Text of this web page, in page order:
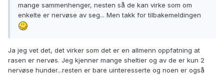
mange sammenhenger, nesten så de kan virke som om
enkelte er nervøse av seg... Men takk for tilbakemeldingen
Ja jeg vet det, det virker som det er en allmenn oppfatning at
rasen er nervøs. Jeg kjenner mange sheltier og av de er kun 2
nervøse hunder...resten er bare uinteresserte og noen er også